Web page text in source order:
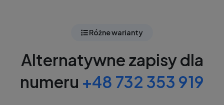
Różne warianty
Alternatywne zapisy dla
numeru +48 732 353 919